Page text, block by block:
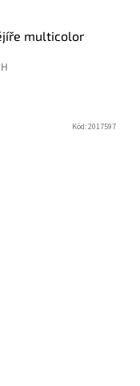
multicolor
Kód:2017597